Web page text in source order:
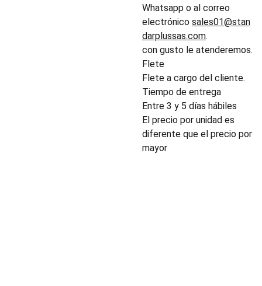
Whatsapp o al correo
electrónico sales01@stan
darplussas.com.
con gusto le atenderemos.
Flete
Flete a cargo del cliente.
Tiempo de entrega
Entre 3 y 5 días hábiles
El precio por unidad es
diferente que el precio por
mayor